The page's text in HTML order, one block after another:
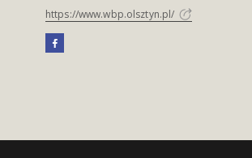
https://www.wbp.olsztyn.pl/